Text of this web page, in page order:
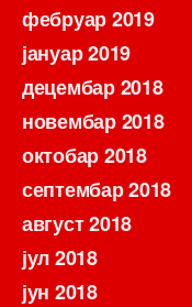
фебруар 2019
јануар 2019
децембар 2018
новембар 2018
октобар 2018
септембар 2018
август 2018
јул 2018
јун 2018